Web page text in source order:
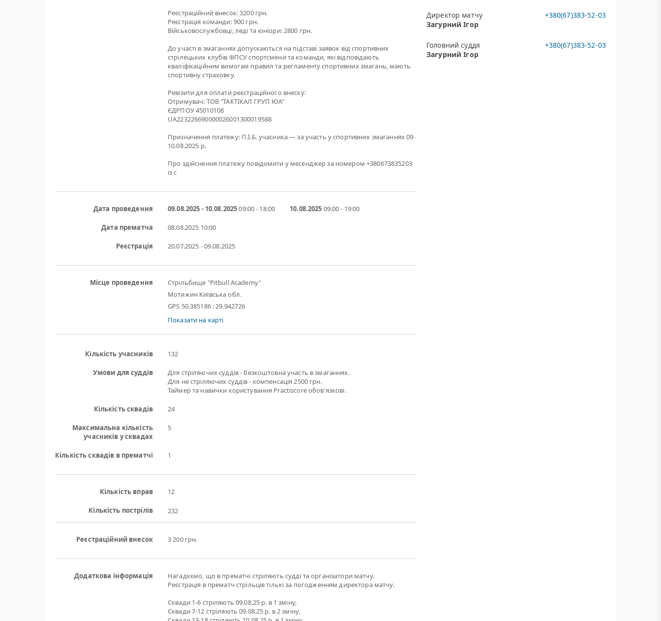
Реєстраційний внесок: 3200 грн.
Реєстрація команди: 900 грн.
Військовослужбовці, леді та юніори: 2800 грн.
До участі в змаганнях допускаються на підставі заявок від спортивних
стрілецьких клубів ФПСУ спортсмени та команди, які відповідають
кваліфікаційним вимогам правил та регламенту спортивних змагань, мають
спортивну страховку.
Ревізити для оплати реєстраційного внеску:
Отримувач: ТОВ "ТАКТІКАЛ ГРУП ЮА"
ЄДРПОУ 45010108
UA223226690000026001300019588
Призначення платежу: П.І.Б. учасника — за участь у спортивних змаганнях 09-
10.08.2025 р.
Про здійснення платежу повідомити у месенджер за номером +380673835203
із с
Дата проведення 09.08.2025 - 10.08.202509:00 - 18:00 10.08.2025 09:00 - 19:00
Дата прематча 08.08.2025 10:00
Реєстрація 20.07.2025 - 09.08.2025
Місце проведення
Стрільбище "Pitbull Aсademy"
Мотижин Київська обл.
GPS 50.385186 : 29.942726
Показати на карті
Кількість учасників 132
Умови для суддів
Для стріляючих суддів - безкоштовна участь в змаганнях.
Для не стріляючих суддів - компенсація 2500 грн.
Таймер та навички користування Practiscore обов'язкові.
Кількість сквадів 24
Максимальна кількість
учасників у сквадах
5
Кількість сквадів в прематчі 1
Кількість вправ 12
Кількість пострілів 232
Реєстраційний внесок 3 200 грн.
Додаткова інформація
Нагадкємо, що в прематчі стріляють судді та організатори матчу.
Реєстрація в прематч стрільців тількі за погодженням директора матчу.
Сквади 1-6 стріляють 09.08.25 р. в 1 зміну,
Сквади 7-12 стріляють 09.08.25 р. в 2 зміну,
Директор матчу
Загурний Ігор
+380(67)383-52-03
Головний суддя
Загурний Ігор
+380(67)383-52-03